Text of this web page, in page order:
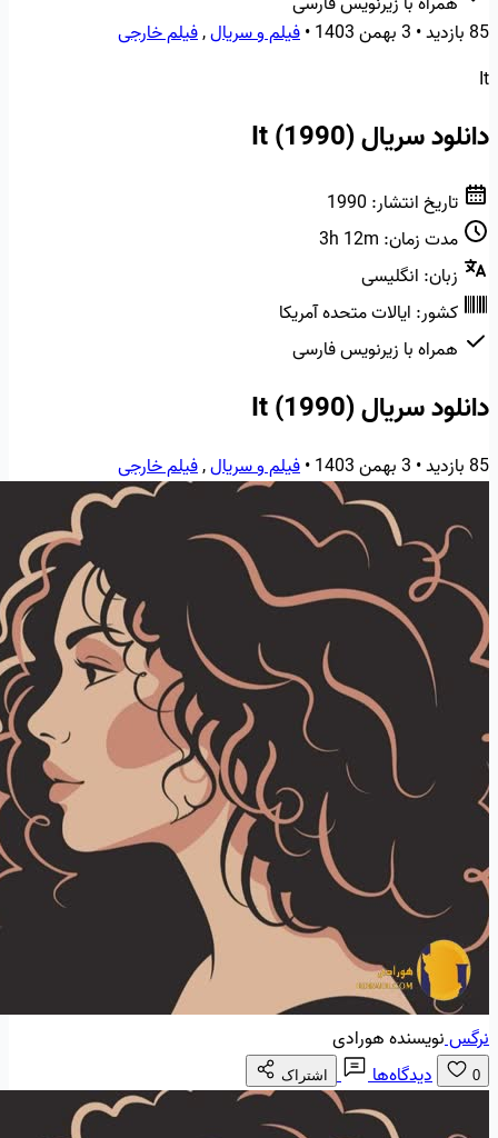
85 بازدید
• 3 بهمن 1403 •فیلم و سریال,فیلم خارجی
It
دانلود سریال It (1990)
تاریخ انتشار: 1990
مدت زمان: 3h 12m
زبان: انگلیسی
کشور: ایالات متحده آمریکا
همراه با زیرنویس فارسی
دانلود سریال It (1990)
85 بازدید • 3 بهمن 1403 •فیلم و سریال,فیلم خارجی
نرگسنویسنده هورادی
0 دیدگاه‌ها اشتراک